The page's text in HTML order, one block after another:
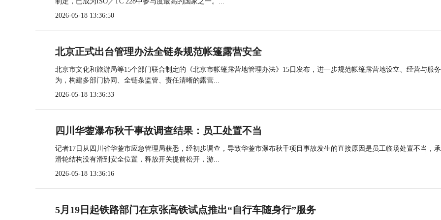
2026-05-18 13:36:50
北京正式出台管理办法全链条规范帐篷露营安全
北京市文化和旅游局等15个部门联合制定的《北京市帐篷露营地管理办法》15日发布，进一步规范帐篷露营地设立、经营与服
为，构建多部门协同、全链条监管、责任清晰的露营...
2026-05-18 13:36:33
四川华蓥瀑布秋千事故调查结果：员工处置不当
记者17日从四川省华蓥市应急管理局获悉，经初步调查，导致华蓥市瀑布秋千项目事故发生的直接原因是员工临场处置不当，
滑轮结构没有滑到安全位置，释放开关提前松开，游...
2026-05-18 13:36:16
5月19日起铁路部门在京张高铁试点推出“自行车随身行”服务